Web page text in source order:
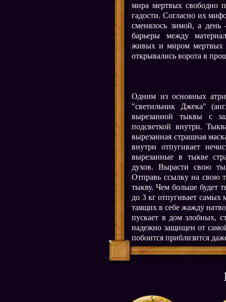
мира мертвых свободно
гадости. Согласно их
сменялось зимой, а
барьеры между
живых и миром мертвых
открывались ворота в
Одним из основных
"светильник Джека"
вырезанной тыквы с
подсветкой внутри.
вырезанная страшная
внутри отпугивает
вырезанные в тыкве
духов. Вырасти свою
Отправь ссылку на свою
тыкву. Чем больше будет
до 3 кг отпугивает самых
таящих в себе жажду
пускает в дом злобных,
надежно защищен от
побоится приблизится